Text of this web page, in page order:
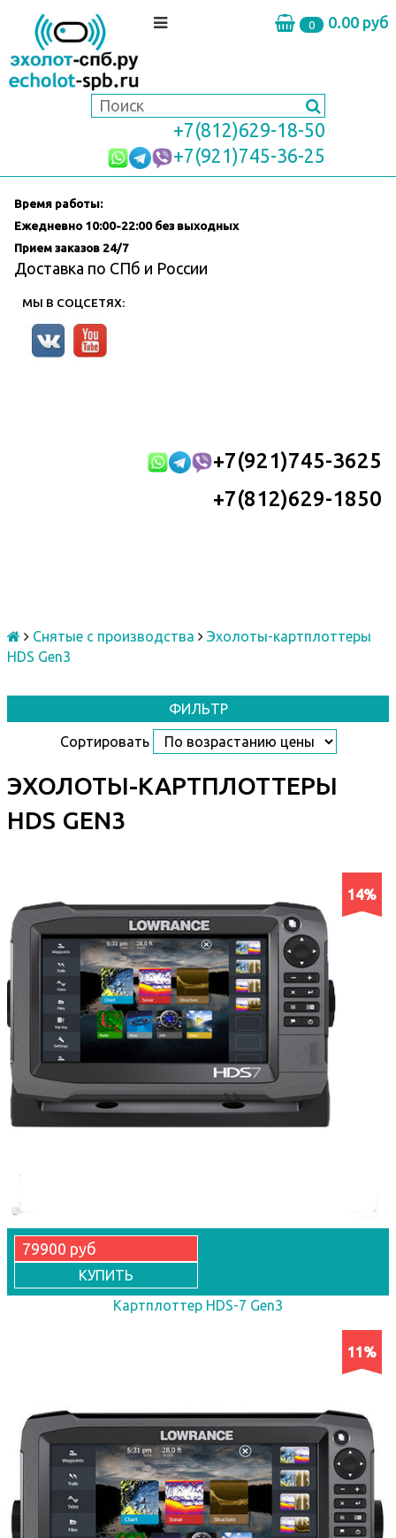
0 0.00 руб
+7(812)629-18-50
+7(921)745-36-25
Время работы:
Ежедневно 10:00-22:00 без выходных
Прием заказов 24/7
Доставка по СПб и России
МЫ В СОЦСЕТЯХ:
+7(921)745-3625
+7(812)629-1850
Снятые с производства
Эхолоты-картплоттеры
HDS Gen3
ФИЛЬТР
Сортировать
ЭХОЛОТЫ-КАРТПЛОТТЕРЫ
HDS GEN3
14%
79900 руб
КУПИТЬ
Картплоттер HDS-7 Gen3
11%